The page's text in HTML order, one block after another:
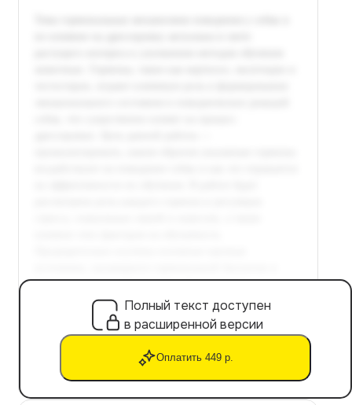
Полный текст доступен
в расширенной версии
Оплатить 449 р.